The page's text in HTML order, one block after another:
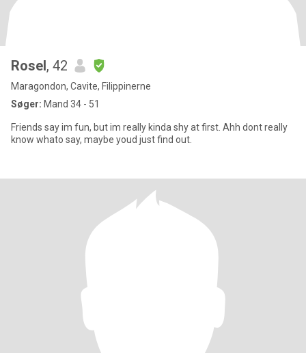
Rosel, 42
Maragondon, Cavite, Filippinerne
Søger: Mand 34 - 51
Friends say im fun, but im really kinda shy at first. Ahh dont really
know whato say, maybe youd just find out.